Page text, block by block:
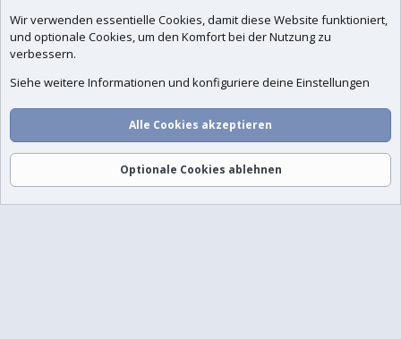
Aktuelles Anmelden Registrieren
Wir verwenden essentielle Cookies, damit diese Website funktioniert,
und optionale Cookies, um den Komfort bei der Nutzung zu
verbessern.
Siehe weitere Informationen und konfiguriere deine Einstellungen
Alle Cookies akzeptieren
Optionale Cookies ablehnen